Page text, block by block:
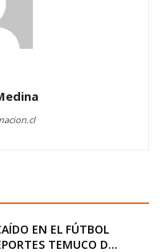
EN EL FÚTBOL
TEMUCO D...